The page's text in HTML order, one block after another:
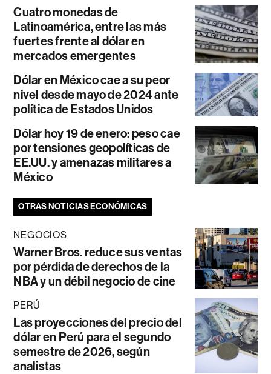
Cuatro monedas de
Latinoamérica, entre las más
fuertes frente al dólar en
mercados emergentes
Dólar en México cae a su peor
nivel desde mayo de 2024 ante
política de Estados Unidos
Dólar hoy 19 de enero: peso cae
por tensiones geopolíticas de
EE.UU. y amenazas militares a
México
OTRAS NOTICIAS ECONÓMICAS
NEGOCIOS
Warner Bros. reduce sus ventas
por pérdida de derechos de la
NBA y un débil negocio de cine
PERÚ
Las proyecciones del precio del
dólar en Perú para el segundo
semestre de 2026, según
analistas